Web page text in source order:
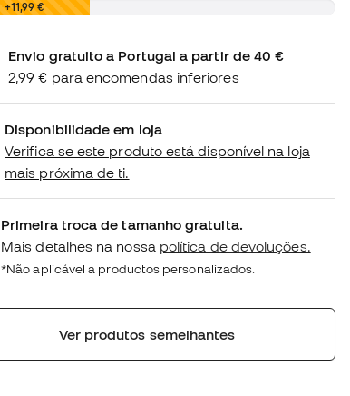
+11,99 €
Envio gratuito a Portugal a partir de 40 €
2,99 € para encomendas inferiores
Disponibilidade em loja
Verifica se este produto está disponível na loja
mais próxima de ti.
Primeira troca de tamanho gratuita.
Mais detalhes na nossa política de devoluções.
*Não aplicável a productos personalizados.
Ver produtos semelhantes